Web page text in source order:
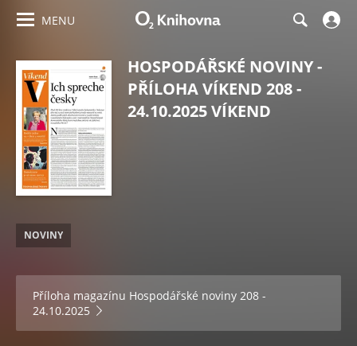
MENU
HOSPODÁŘSKÉ NOVINY -
PŘÍLOHA VÍKEND 208 -
24.10.2025 VÍKEND
NOVINY
Příloha magazínu Hospodářské noviny 208 -
24.10.2025